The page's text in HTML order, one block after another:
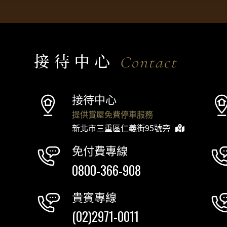
接待中心 Contact
接待中心
提供賞屋免費停車服務
新北市三重區仁義街95號旁
免付費專線
0800-366-908
貴賓專線
(02)2971-0011